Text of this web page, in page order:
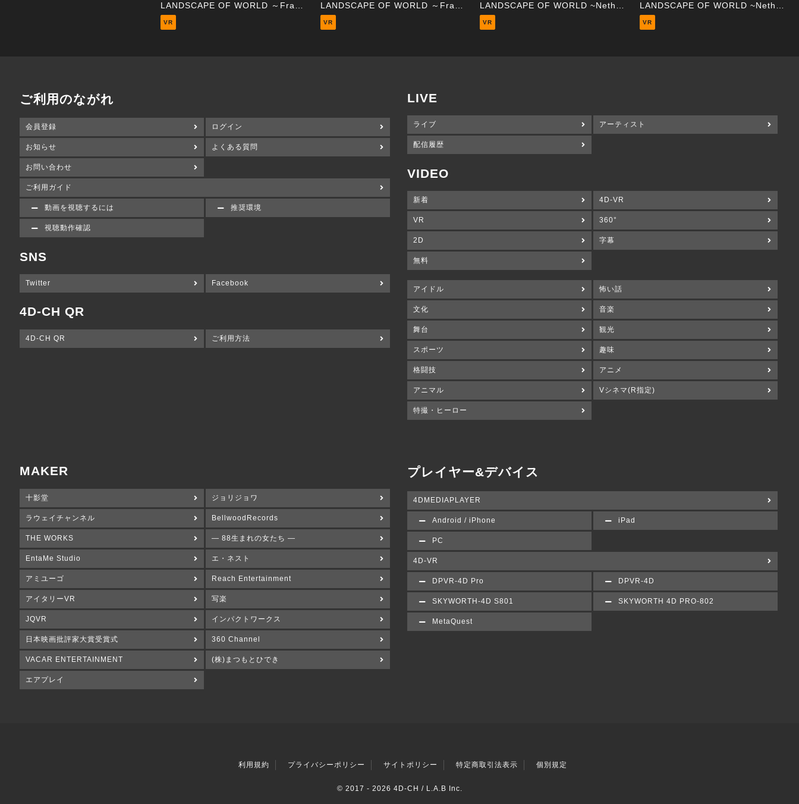
LANDSCAPE OF WORLD ～France 02 Eiffel Tower～
VR
LANDSCAPE OF WORLD ～France 01 Arc de Triomphe～
VR
LANDSCAPE OF WORLD ~Netherland 03 Windmill~
VR
LANDSCAPE OF WORLD ~Netherland 02 Tram~
VR
ご利用のながれ
会員登録 ログイン
お知らせ よくある質問
お問い合わせ
ご利用ガイド
動画を視聴するには 推奨環境
視聴動作確認
SNS
Twitter Facebook
4D-CH QR
4D-CH QR ご利用方法
LIVE
ライブ アーティスト
配信履歴
VIDEO
新着 4D-VR
VR 360°
2D 字幕
無料
アイドル 怖い話
文化 音楽
舞台 観光
スポーツ 趣味
格闘技 アニメ
アニマル Vシネマ(R指定)
特撮・ヒーロー
MAKER
十影堂 ジョリジョワ
ラウェイチャンネル BellwoodRecords
THE WORKS ― 88生まれの女たち ―
EntaMe Studio エ・ネスト
アミユーゴ Reach Entertainment
アイタリーVR 写楽
JQVR インパクトワークス
日本映画批評家大賞受賞式 360 Channel
VACAR ENTERTAINMENT (株)まつもとひでき
エアプレイ
プレイヤー&デバイス
4DMEDIAPLAYER
Android / iPhone iPad
PC
4D-VR
DPVR-4D Pro DPVR-4D
SKYWORTH-4D S801 SKYWORTH 4D PRO-802
MetaQuest
利用規約 プライバシーポリシー サイトポリシー 特定商取引法表示 個別規定
© 2017 - 2026 4D-CH / L.A.B Inc.